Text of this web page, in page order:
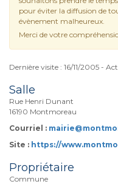
pour éviter la diffusion de
évènement malheureux.
Merci de votre
Dernière visite : 16/11/2005 -
Salle
Rue Henri Dunant
16190 Montmoreau
Courriel :
Site : https://
Propriétaire
Commune